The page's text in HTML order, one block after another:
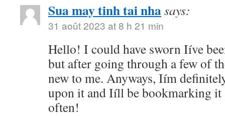
Sua may tinh tai nhasays:
31 août 2023 at 8 h 21 min
Hello! I could have sworn Iíve
but after going through a few of
new to me. Anyways, Iím
upon it and Iíll be bookmarking it
often!